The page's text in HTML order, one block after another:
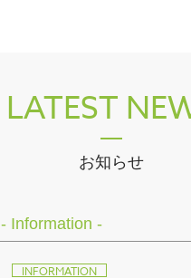
LATEST
お知らせ
- Information -
INFORMATION